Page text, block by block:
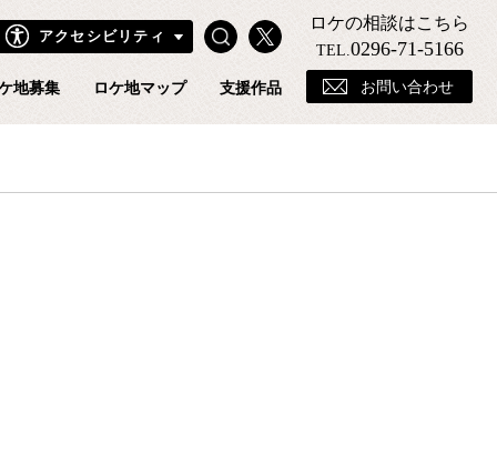
フィルムコミッションホームページ
アクセシビリティ Search
地募集 ロケ地マップ 支援作品
ロケの相談はこちら
TEL. 0296-71-5166
お問い合わせ